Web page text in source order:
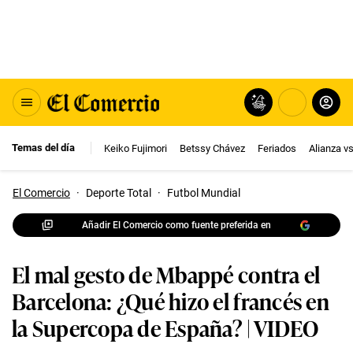
Temas del día Keiko Fujimori Betssy Chávez Feriados Alianza
El Comercio · Deporte Total · Futbol Mundial
Añadir El Comercio como fuente preferida en
El mal gesto de Mbappé contra el
Barcelona: ¿Qué hizo el francés en
la Supercopa de España? | VIDEO